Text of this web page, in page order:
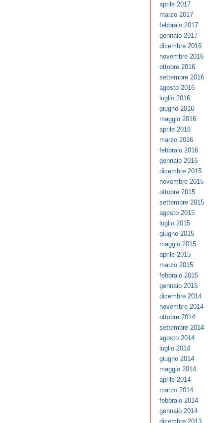
aprile 2017
marzo 2017
febbraio 2017
gennaio 2017
dicembre 2016
novembre 2016
ottobre 2016
settembre 2016
agosto 2016
luglio 2016
giugno 2016
maggio 2016
aprile 2016
marzo 2016
febbraio 2016
gennaio 2016
dicembre 2015
novembre 2015
ottobre 2015
settembre 2015
agosto 2015
luglio 2015
giugno 2015
maggio 2015
aprile 2015
marzo 2015
febbraio 2015
gennaio 2015
dicembre 2014
novembre 2014
ottobre 2014
settembre 2014
agosto 2014
luglio 2014
giugno 2014
maggio 2014
aprile 2014
marzo 2014
febbraio 2014
gennaio 2014
dicembre 2013